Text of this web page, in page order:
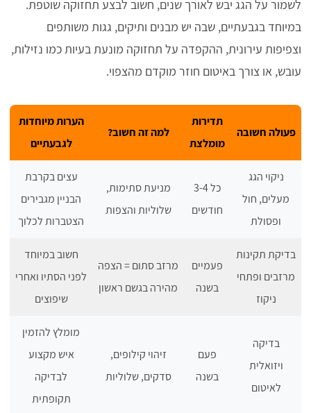
לשמור על הגג יבש לאורך שנים, חשוב לבצע תחזוקה שוטפת.
במיוחד בגבעתיים, שבה יש מבנים ותיקים, גגות משותפים
וצפיפות עירונית, ההקפדה על תחזוקה מונעת בעיות כמו נזילות,
עובש, או צורך באיטום חוזר מוקדם מהצפוי.
פעולה חשובה
תדירות
מומלצת
למה זה חשוב?
הערות מיוחדות
לגבעתיים
ניקוי הגג
מעלים, חול
ופסולת
כל 3-4
חודשים
מניעת סתימות,
שלוליות והצפות
עצים בקרבת
הבניין מגבירים
הצטברות לכלוך
בדיקת תקינות
מרזבים ופתחי
ניקוז
פעמיים
בשנה
מרזב סתום = הצפה
מהירה בגשם ראשון
חשוב במיוחד
לפני הסתיו ואחרי
שיפוצים
בדיקה
ויזואלית
לאיטום
פעם
בשנה
זיהוי קילופים,
סדקים, שלוליות
מומלץ להזמין
איש מקצוע
לבדיקה
תקופתית